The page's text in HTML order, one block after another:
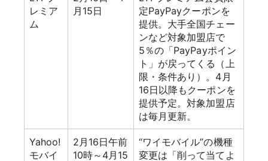
レミア
ム
月15日
定PayPayクーポンを
提供。大手全国チェー
ンなど対象加盟店で
5％の「PayPayポイン
ト」が戻ってくる（上
限・条件あり）。4月
16日以降もクーポンを
提供予定。対象加盟店
は毎月更新。
Yahoo!
モバイ
2月16日午前
10時～4月15
“ワイモバイル”の機種
変更は「削って当てよ